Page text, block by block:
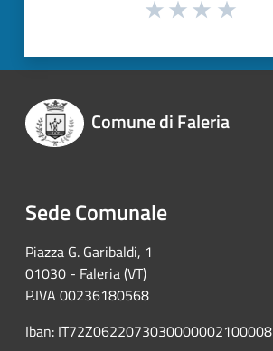
Comune di Faleria
Sede Comunale
Piazza G. Garibaldi, 1
01030 - Faleria (VT)
P.IVA 00236180568
Iban: IT72Z0622073030000002100008